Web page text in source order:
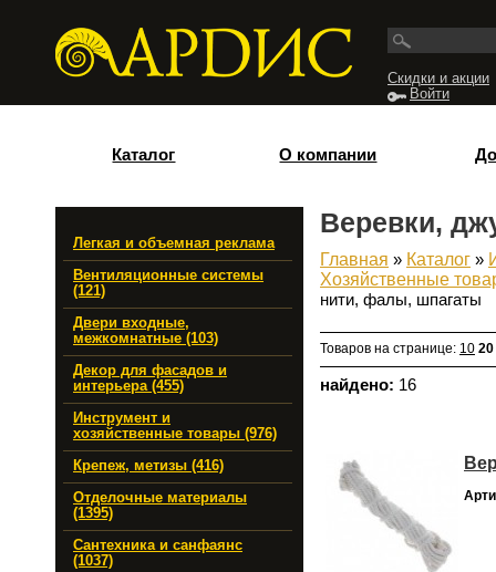
Скидки и акции
Войти
Каталог О компании
Легкая и объемная реклама
Вентиляционные системы
(121)
Двери входные,
межкомнатные (103)
Декор для фасадов и
интерьера (455)
Инструмент и
хозяйственные товары (976)
Крепеж, метизы (416)
Отделочные материалы
(1395)
Сантехника и санфаянс
(1037)
Веревки,
Вы здесь
Главная » Каталог »
Хозяйственные
нити, фалы, шпагаты
Товаров на странице: 10 20
найдено: 16